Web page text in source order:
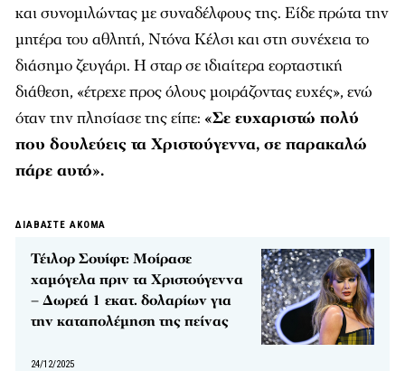
και συνομιλώντας με συναδέλφους της. Είδε πρώτα την
μητέρα του αθλητή, Ντόνα Κέλσι και στη συνέχεια το
διάσημο ζευγάρι. Η σταρ σε ιδιαίτερα εορταστική
διάθεση, «έτρεχε προς όλους μοιράζοντας ευχές», ενώ
όταν την πλησίασε της είπε: «Σε ευχαριστώ πολύ
που δουλεύεις τα Χριστούγεννα, σε παρακαλώ
πάρε αυτό».
ΔΙΑΒΑΣΤΕ ΑΚΟΜΑ
Τέιλορ Σουίφτ: Μοίρασε
χαμόγελα πριν τα Χριστούγεννα
– Δωρεά 1 εκατ. δολαρίων για
την καταπολέμηση της πείνας
24/12/2025